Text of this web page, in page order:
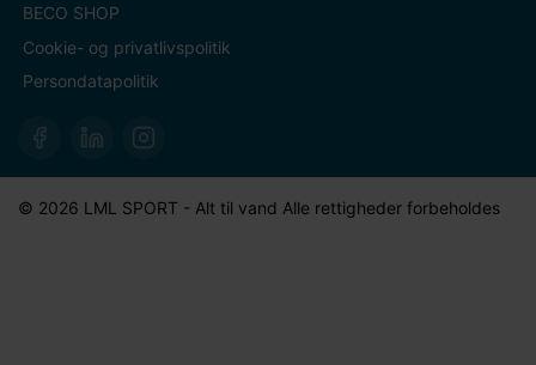
BECO SHOP
Cookie- og privatlivspolitik
Persondatapolitik
© 2026 LML SPORT - Alt til vand Alle rettigheder forbeholdes